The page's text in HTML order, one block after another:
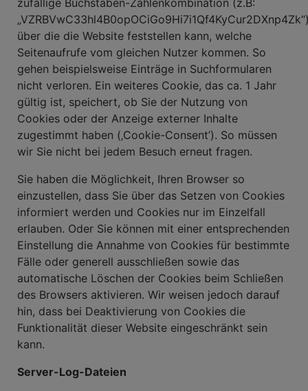
über die die Website feststellen kann, welche
Seitenaufrufe vom gleichen Nutzer kommen. So
gehen beispielsweise Einträge in Suchformularen
nicht verloren. Ein weiteres Cookie, das ca. 1 Jahr
gültig ist, speichert, ob Sie der Nutzung von
Cookies oder der Anzeige externer Inhalte
zugestimmt haben (‚Cookie-Consent’). So müssen
wir Sie nicht bei jedem Besuch erneut fragen.
Sie haben die Möglichkeit, Ihren Browser so
einzustellen, dass Sie über das Setzen von Cookies
informiert werden und Cookies nur im Einzelfall
erlauben. Oder Sie können mit einer entsprechenden
Einstellung die Annahme von Cookies für bestimmte
Fälle oder generell ausschließen sowie das
automatische Löschen der Cookies beim Schließen
des Browsers aktivieren. Wir weisen jedoch darauf
hin, dass bei Deaktivierung von Cookies die
Funktionalität dieser Website eingeschränkt sein
kann.
Server-Log-Dateien